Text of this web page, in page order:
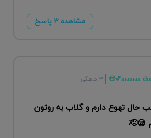
مشاهده ۳ پاسخ
۳ ماهگی
حال تهوع دارم و گلاب به روتون